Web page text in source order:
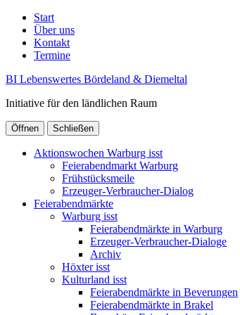
Start
Über uns
Kontakt
Termine
BI Lebenswertes Bördeland & Diemeltal
Initiative für den ländlichen Raum
Öffnen Schließen
Aktionswochen Warburg isst
Feierabendmarkt Warburg
Frühstücksmeile
Erzeuger-Verbraucher-Dialog
Feierabendmärkte
Warburg isst
Feierabendmärkte in Warburg
Erzeuger-Verbraucher-Dialoge
Archiv
Höxter isst
Kulturland isst
Feierabendmärkte in Beverungen
Feierabendmärkte in Brakel